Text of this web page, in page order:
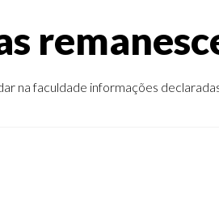
na faculdade informações